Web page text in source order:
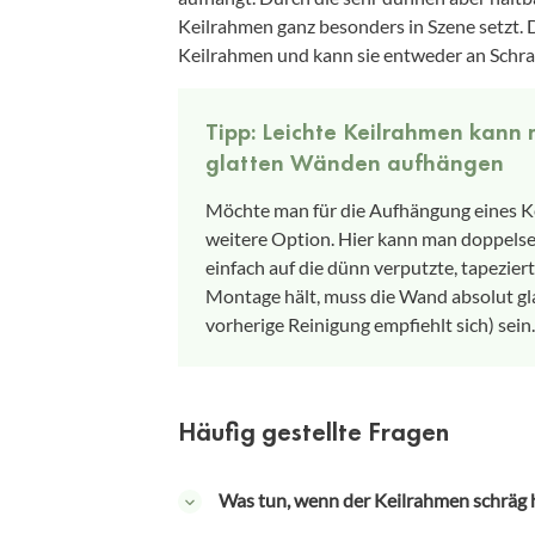
Keilrahmen ganz besonders in Szene
Keilrahmen und kann sie entweder an
Tipp: Leichte Keilrahmen
glatten Wänden aufhängen
Möchte man für die Aufhängung eines
weitere Option. Hier kann man
einfach auf die dünn verputzte,
Montage hält, muss die Wand absolut
vorherige Reinigung empfiehlt sich) sein.
Häufig gestellte Fragen
Was tun, wenn der Keilrahmen schräg